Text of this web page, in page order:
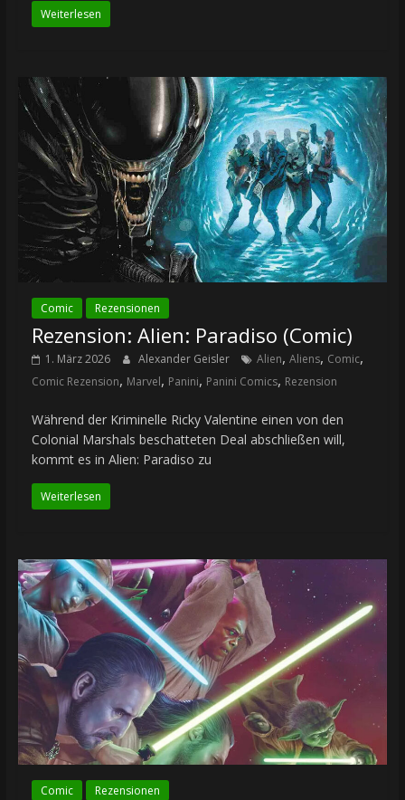
Weiterlesen
Comic Rezensionen
Rezension: Alien: Paradiso (Comic)
1. März 2026 Alexander Geisler Alien, Aliens, Comic,
Comic Rezension, Marvel, Panini, Panini Comics, Rezension
Während der Kriminelle Ricky Valentine einen von den
Colonial Marshals beschatteten Deal abschließen will,
kommt es in Alien: Paradiso zu
Weiterlesen
Comic Rezensionen